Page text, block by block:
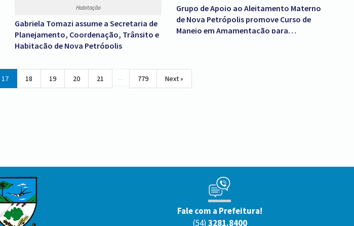
Habitação
Gabriela Tomazi assume a Secretaria de
Planejamento, Coordenação, Trânsito e
Habitação de Nova Petrópolis
Grupo de Apoio ao Aleitamento Materno
de Nova Petrópolis promove Curso de
Manejo em Amamentação para
17 18 19 20 21 ... 779 Next »
Fale com a Prefeitura!
(54) 3281.8400